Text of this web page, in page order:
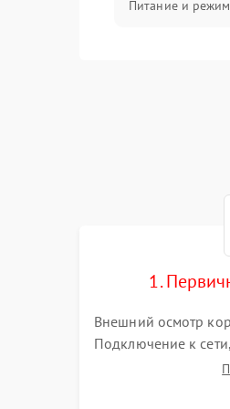
Питание и
1.
Внешний осмотр
Подключение к
звуковых